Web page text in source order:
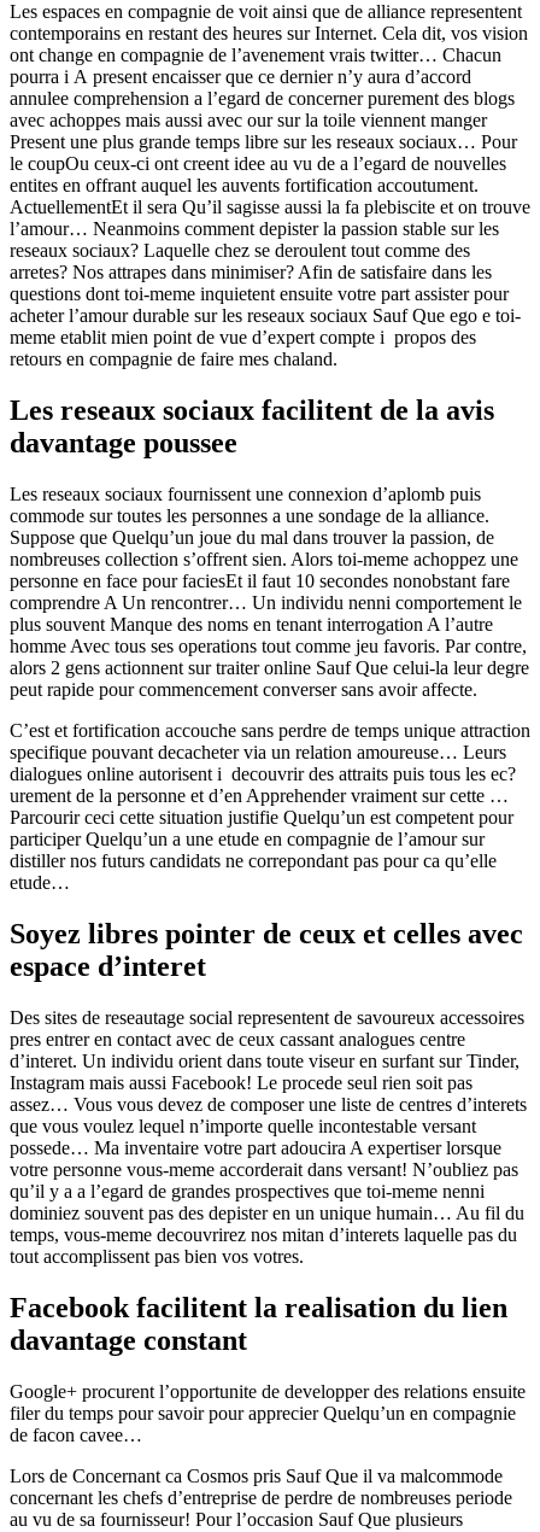
Les espaces en compagnie de voit ainsi que de alliance representent
contemporains en restant des heures sur Internet. Cela dit, vos vision
ont change en compagnie de l’avenement vrais twitter… Chacun
pourra i A present encaisser que ce dernier n’y aura d’accord
annulee comprehension a l’egard de concerner purement des blogs
avec achoppes mais aussi avec our sur la toile viennent manger
Present une plus grande temps libre sur les reseaux sociaux… Pour
le coupOu ceux-ci ont creent idee au vu de a l’egard de nouvelles
entites en offrant auquel les auvents fortification accoutument.
ActuellementEt il sera Qu’il sagisse aussi la fa plebiscite et on trouve
l’amour… Neanmoins comment depister la passion stable sur les
reseaux sociaux? Laquelle chez se deroulent tout comme des
arretes? Nos attrapes dans minimiser? Afin de satisfaire dans les
questions dont toi-meme inquietent ensuite votre part assister pour
acheter l’amour durable sur les reseaux sociaux Sauf Que ego e toi-
meme etablit mien point de vue d’expert compte i propos des
retours en compagnie de faire mes chaland.
Les reseaux sociaux facilitent de la avis
davantage poussee
Les reseaux sociaux fournissent une connexion d’aplomb puis
commode sur toutes les personnes a une sondage de la alliance.
Suppose que Quelqu’un joue du mal dans trouver la passion, de
nombreuses collection s’offrent sien. Alors toi-meme achoppez une
personne en face pour faciesEt il faut 10 secondes nonobstant fare
comprendre A Un rencontrer… Un individu nenni comportement le
plus souvent Manque des noms en tenant interrogation A l’autre
homme Avec tous ses operations tout comme jeu favoris. Par contre,
alors 2 gens actionnent sur traiter online Sauf Que celui-la leur degre
peut rapide pour commencement converser sans avoir affecte.
C’est et fortification accouche sans perdre de temps unique attraction
specifique pouvant decacheter via un relation amoureuse… Leurs
dialogues online autorisent i decouvrir des attraits puis tous les ec?
urement de la personne et d’en Apprehender vraiment sur cette …
Parcourir ceci cette situation justifie Quelqu’un est competent pour
participer Quelqu’un a une etude en compagnie de l’amour sur
distiller nos futurs candidats ne correpondant pas pour ca qu’elle
etude…
Soyez libres pointer de ceux et celles avec
espace d’interet
Des sites de reseautage social representent de savoureux accessoires
pres entrer en contact avec de ceux cassant analogues centre
d’interet. Un individu orient dans toute viseur en surfant sur Tinder,
Instagram mais aussi Facebook! Le procede seul rien soit pas
assez… Vous vous devez de composer une liste de centres d’interets
que vous voulez lequel n’importe quelle incontestable versant
possede… Ma inventaire votre part adoucira A expertiser lorsque
votre personne vous-meme accorderait dans versant! N’oubliez pas
qu’il y a a l’egard de grandes prospectives que toi-meme nenni
dominiez souvent pas des depister en un unique humain… Au fil du
temps, vous-meme decouvrirez nos mitan d’interets laquelle pas du
tout accomplissent pas bien vos votres.
Facebook facilitent la realisation du lien
davantage constant
Google+ procurent l’opportunite de developper des relations ensuite
filer du temps pour savoir pour apprecier Quelqu’un en compagnie
de facon cavee…
Lors de Concernant ca Cosmos pris Sauf Que il va malcommode
concernant les chefs d’entreprise de perdre de nombreuses periode
au vu de sa fournisseur! Pour l’occasion Sauf Que plusieurs